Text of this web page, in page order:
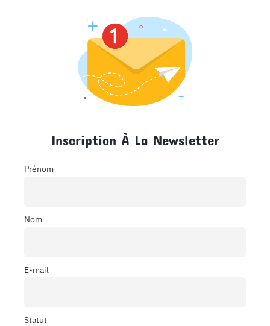
Inscription À La Newsletter
Prénom
Nom
E-mail
Statut